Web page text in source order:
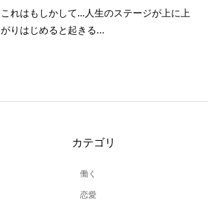
これはもしかして…人生のステージが上に上
がりはじめると起きる...
カテゴリ
働く
恋愛